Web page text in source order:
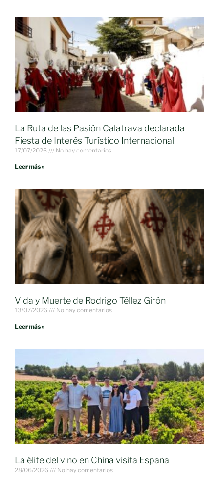
La Ruta de las Pasión Calatrava declarada
Fiesta de Interés Turístico Internacional.
17/07/2026 No hay comentarios
Leer más »
Vida y Muerte de Rodrigo Téllez Girón
13/07/2026 No hay comentarios
Leer más »
La élite del vino en China visita España
28/06/2026 No hay comentarios